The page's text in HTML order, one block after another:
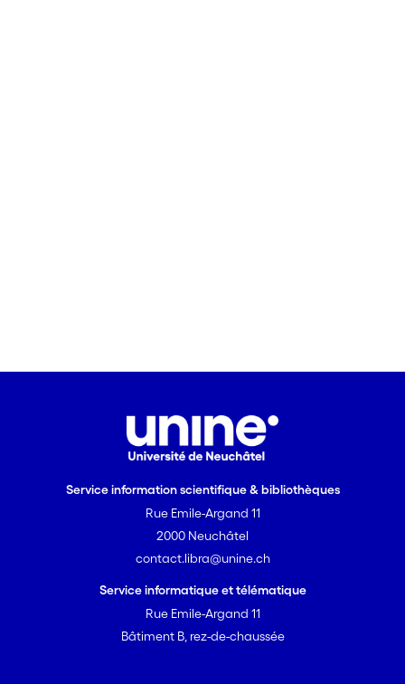
Service information scientifique & bibliothèques
Rue Emile-Argand 11
2000 Neuchâtel
contact.libra@unine.ch
Service informatique et télématique
Rue Emile-Argand 11
Bâtiment B, rez-de-chaussée